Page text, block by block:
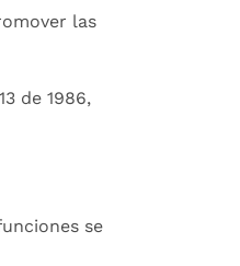
las
de 1986,
se